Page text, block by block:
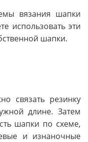
вязания шапки
использовать эти
шапки.
связать резинку
длине. Затем
шапки по схеме,
и изнаночные